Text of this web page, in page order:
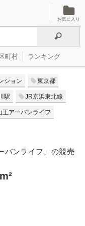
お気に入り
町村 ランキング
ション 東京都
駅 JR京浜東北線
王アーバンライフ
バンライフ」の競売